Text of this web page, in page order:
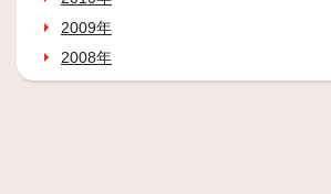
2009年
2008年